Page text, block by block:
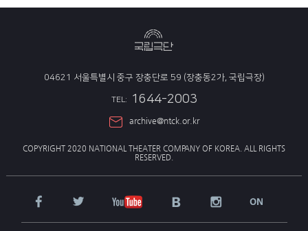
04621 서울특별시 중구 장충단로 59 (장충동2가, 국립극장)
TEL: 1644-2003
archive@ntck.or.kr
COPYRIGHT 2020 NATIONAL THEATER COMPANY OF KOREA. ALL RIGHTS
RESERVED.